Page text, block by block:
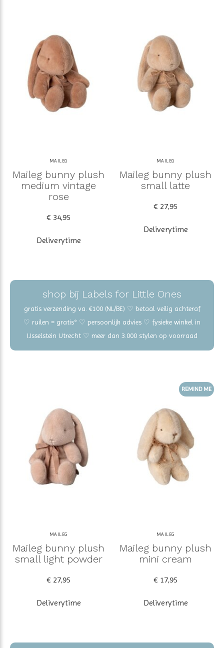
MAILEG
Maileg bunny plush
medium vintage
rose
€ 34,95
Deliverytime
MAILEG
Maileg bunny plush
small latte
€ 27,95
Deliverytime
shop bij Labels for Little Ones
gratis verzending va. €100 (NL/BE) ♡ betaal veilig achteraf
♡ ruilen = gratis* ♡ persoonlijk advies ♡ fysieke winkel in
IJsselstein Utrecht ♡ meer dan 3.000 stylen op voorraad
MAILEG
Maileg bunny plush
small light powder
€ 27,95
Deliverytime
REMIND ME
MAILEG
Maileg bunny plush
mini cream
€ 17,95
Deliverytime